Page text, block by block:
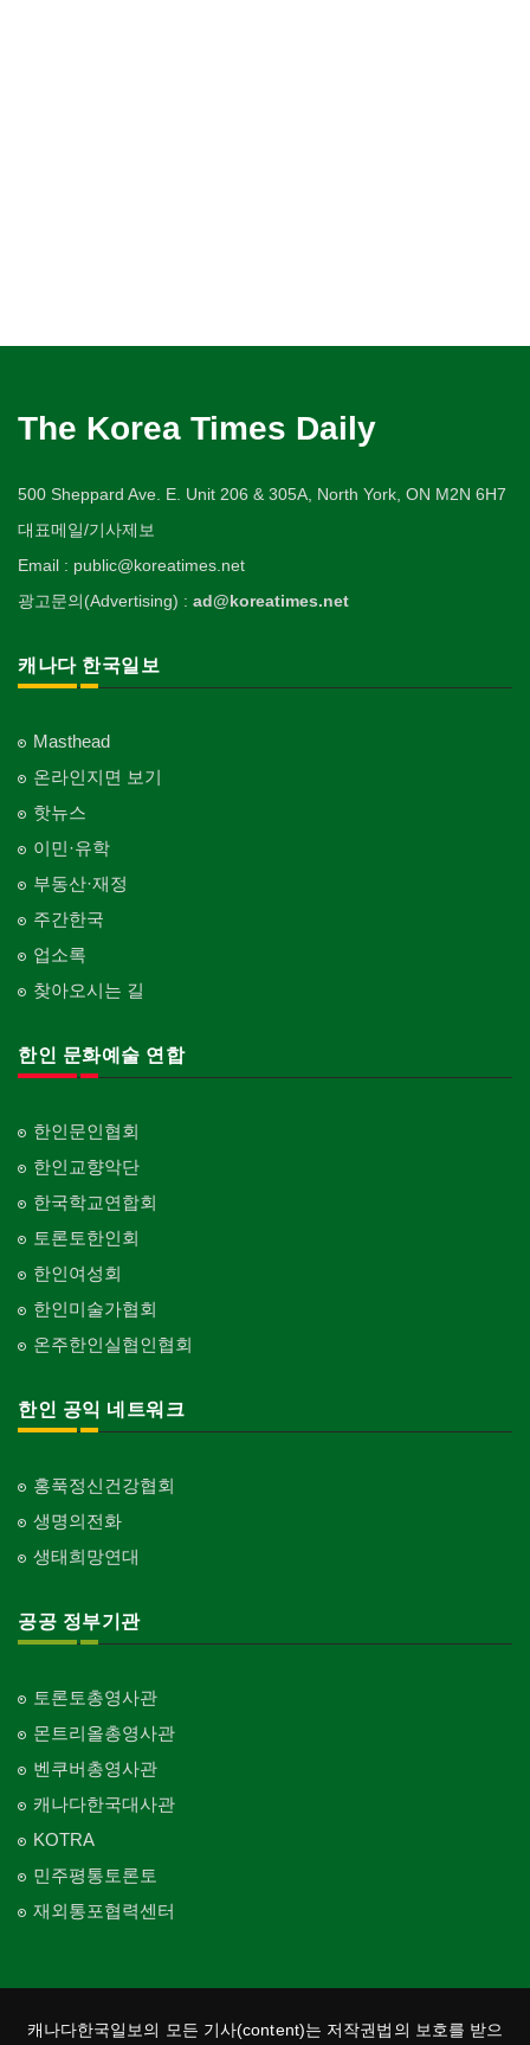
The Korea Times Daily
500 Sheppard Ave. E. Unit 206 & 305A, North York, ON M2N 6H7
대표메일/기사제보
Email : public@koreatimes.net
광고문의(Advertising) : ad@koreatimes.net
캐나다 한국일보
Masthead
온라인지면 보기
핫뉴스
이민·유학
부동산·재정
주간한국
업소록
찾아오시는 길
한인 문화예술 연합
한인문인협회
한인교향악단
한국학교연합회
토론토한인회
한인여성회
한인미술가협회
온주한인실협인협회
한인 공익 네트워크
홍푹정신건강협회
생명의전화
생태희망연대
공공 정부기관
토론토총영사관
몬트리올총영사관
벤쿠버총영사관
캐나다한국대사관
KOTRA
민주평통토론토
재외통포협력센터
캐나다한국일보의 모든 기사(content)는 저작권법의 보호를 받으